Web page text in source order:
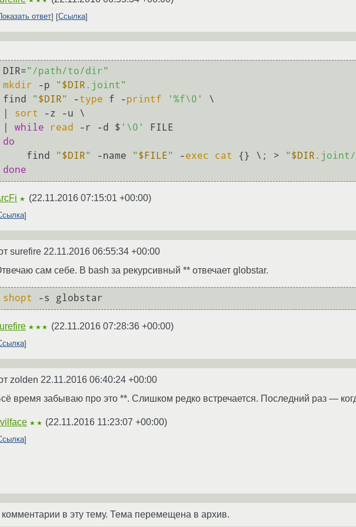
Показать ответ Ссылка
DIR="/path/to/dir"
mkdir -p "$DIR .joint"
find
"$DIR" -type f -printf '%f\0'
\
sort
-z -u \
while read -r -d $ '\0'
do
    find
"$DIR" -name "$FILE" -exec cat {} \; > "$DIR .joint/
done
★ (22.11.2016 07:15:01 +00:00)
surefire 22.11.2016 06:55:34 +00:00
сам себе. В bash за рекурсивный ** отвечает globstar.
shopt
★★★ (22.11.2016 07:28:36 +00:00)
zolden 22.11.2016 06:40:24 +00:00
время забываю про это **. Слишком редко встречается. Последний раз —
★★ (22.11.2016 11:23:07 +00:00)
в эту тему. Тема перемещена в архив.